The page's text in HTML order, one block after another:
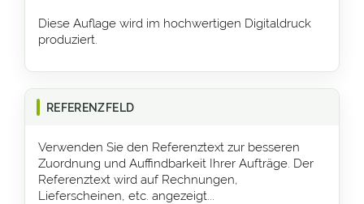
Diese Auflage wird im hochwertigen Digitaldruck
produziert.
REFERENZFELD
Verwenden Sie den Referenztext zur besseren
Zuordnung und Auffindbarkeit Ihrer Aufträge. Der
Referenztext wird auf Rechnungen,
Lieferscheinen, etc. angezeigt...